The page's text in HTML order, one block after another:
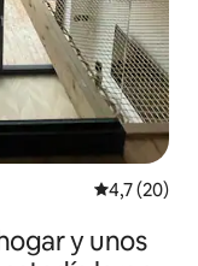
Calificación
4,7 (20)
y unos